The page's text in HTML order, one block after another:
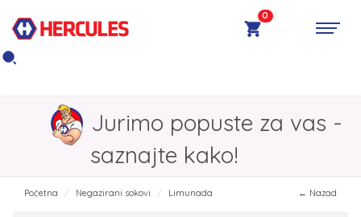
0
Jurimo popuste za vas -
saznajte kako!
Početna Negazirani sokovi Limunada ← Nazad